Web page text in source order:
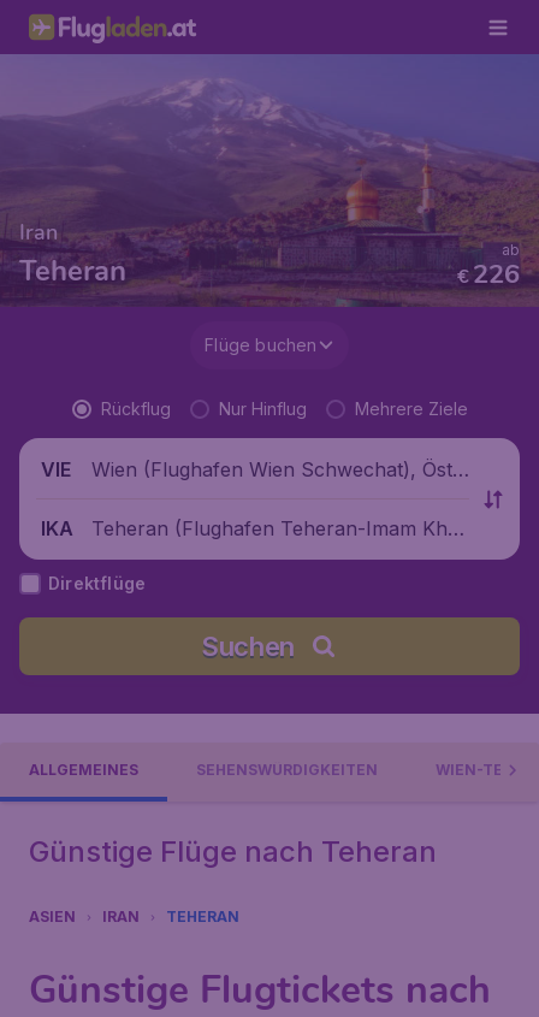
Iran
Teheran €226
ab
Flüge buchen
Rückflug Nur Hinflug Mehrere Ziele
VIE
Wien (Flughafen Wien Schwechat), Öste
IKA
Teheran (Flughafen Teheran-Imam Kho
meini), Iran
Direktflüge
Suchen
ALLGEMEINES SEHENSWÜRDIGKEITEN WIEN-
Günstige Flüge nach Teheran
ASIEN IRAN TEHERAN
Günstige Flugtickets nach